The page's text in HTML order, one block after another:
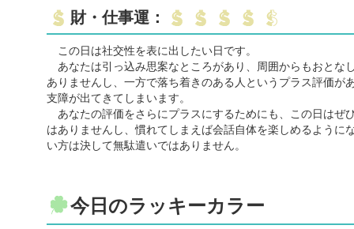
財・仕事運：
この日は社交性を表に出したい日です。
あなたは引っ込み思案なところがあり、周囲からもおとな
ありませんし、一方で落ち着きのある人というプラス評価
支障が出てきてしまいます。
あなたの評価をさらにプラスにするためにも、この日はぜ
はありませんし、慣れてしまえば会話自体を楽しめるよう
い方は決して無駄遣いではありません。
今日のラッキーカラー